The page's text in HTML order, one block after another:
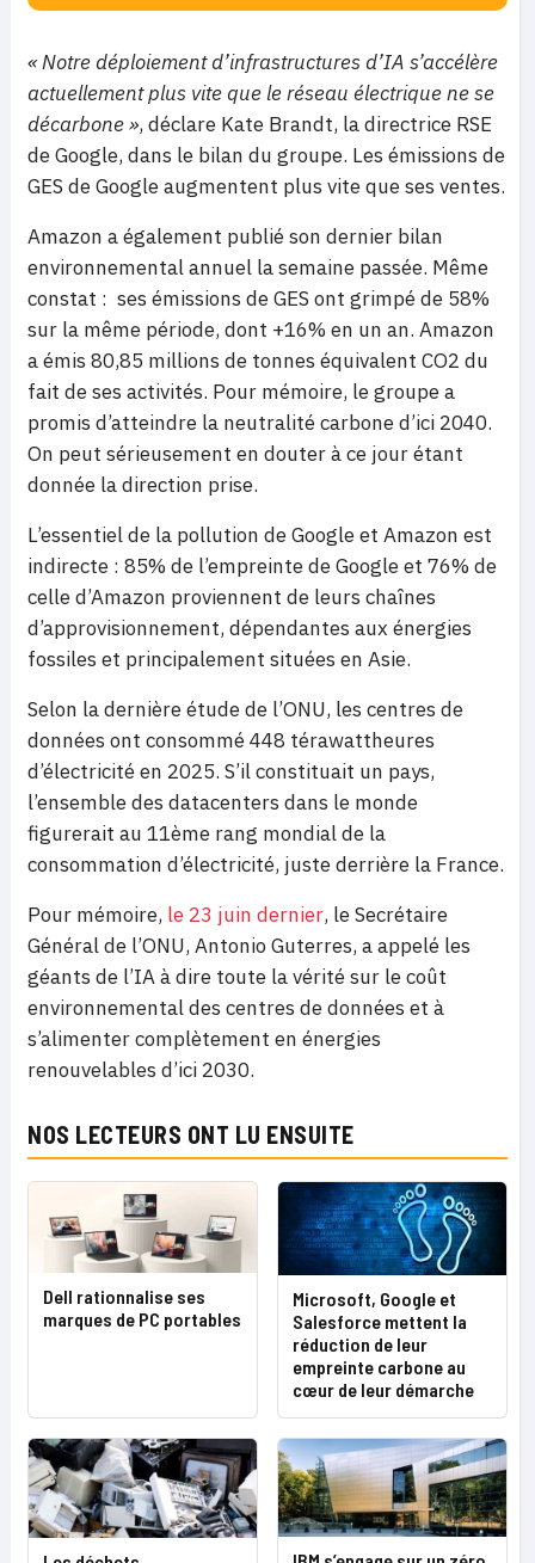
« Notre déploiement d’infrastructures d’IA s’accélère
actuellement plus vite que le réseau électrique ne se
décarbone », déclare Kate Brandt, la directrice RSE
de Google, dans le bilan du groupe. Les émissions de
GES de Google augmentent plus vite que ses ventes.
Amazon a également publié son dernier bilan
environnemental annuel la semaine passée. Même
constat : ses émissions de GES ont grimpé de 58%
sur la même période, dont +16% en un an. Amazon
a émis 80,85 millions de tonnes équivalent CO2 du
fait de ses activités. Pour mémoire, le groupe a
promis d’atteindre la neutralité carbone d’ici 2040.
On peut sérieusement en douter à ce jour étant
donnée la direction prise.
L’essentiel de la pollution de Google et Amazon est
indirecte : 85% de l’empreinte de Google et 76% de
celle d’Amazon proviennent de leurs chaînes
d’approvisionnement, dépendantes aux énergies
fossiles et principalement situées en Asie.
Selon la dernière étude de l’ONU, les centres de
données ont consommé 448 térawattheures
d’électricité en 2025. S’il constituait un pays,
l’ensemble des datacenters dans le monde
figurerait au 11ème rang mondial de la
consommation d’électricité, juste derrière la France.
Pour mémoire, le 23 juin dernier, le Secrétaire
Général de l’ONU, Antonio Guterres, a appelé les
géants de l’IA à dire toute la vérité sur le coût
environnemental des centres de données et à
s’alimenter complètement en énergies
renouvelables d’ici 2030.
NOS LECTEURS ONT LU ENSUITE
Dell rationnalise ses
marques de PC portables
Microsoft, Google et
Salesforce mettent la
réduction de leur
empreinte carbone au
cœur de leur démarche